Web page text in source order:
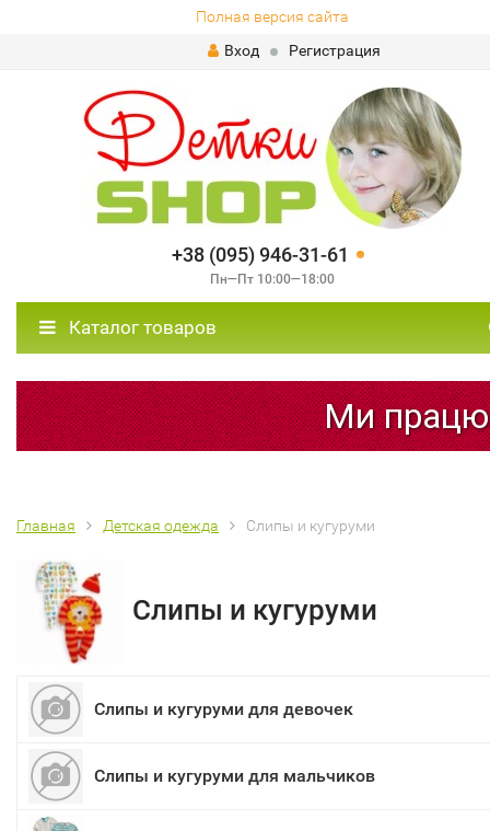
Полная версия сайта
Вход
Регистрация
+38 (095) 946-31-61
Пн—Пт 10:00—18:00
Каталог товаров
Ми
Главная Детская одежда Слипы и кугуруми
Слипы и кугуруми
Слипы и кугуруми для девочек
Слипы и кугуруми для мальчиков